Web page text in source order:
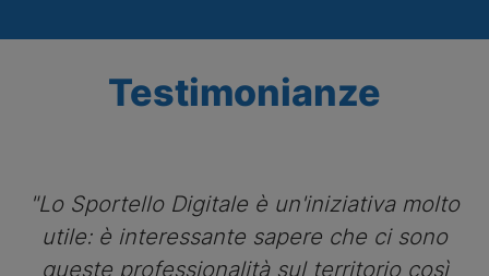
Testimonianze
"Lo Sportello Digitale è un'iniziativa molto
utile: è interessante sapere che ci sono
queste professionalità sul territorio così